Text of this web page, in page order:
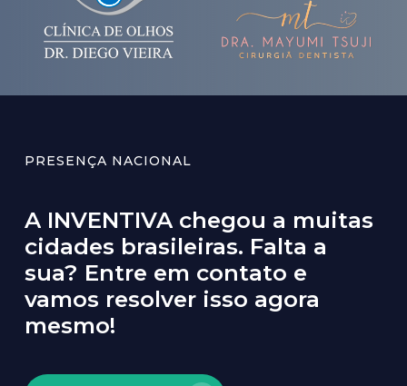
PRESENÇA NACIONAL
A INVENTIVA chegou a muitas
cidades brasileiras. Falta a
sua? Entre em contato e
vamos resolver isso agora
mesmo!